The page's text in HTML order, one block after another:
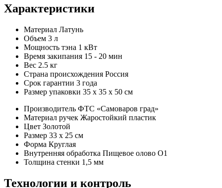
Характеристики
Материал Латунь
Объем 3 л
Мощность тэна 1 кВт
Время закипания 15 - 20 мин
Вес 2.5 кг
Страна происхождения Россия
Срок гарантии 3 года
Размер упаковки 35 х 35 х 50 см
Производитель ФТС «Самоваров град»
Материал ручек Жаростойкий пластик
Цвет Золотой
Размер 33 x 25 см
Форма Круглая
Внутренняя обработка Пищевое олово О1
Толщина стенки 1,5 мм
Технологии и контроль